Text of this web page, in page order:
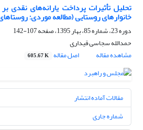
تحلیل تأثیرات پرداخت یارانه‌های نقدی
خانوارهای روستایی (مطالعه موردی:
دوره 23، شماره 85، بهار 1395، صفحه
107-142
حمدالله سجاسی قیداری
مشاهده مقاله
اصل مقاله 605.67 K
مقالات آماده انتشار
شماره جاری